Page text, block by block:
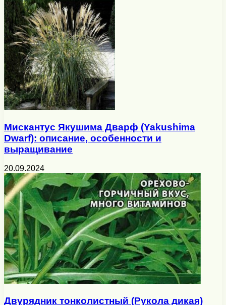
Мискантус Якушима Дварф (Yakushima
Dwarf): описание, особенности и
выращивание
20.09.2024
Двурядник тонколистный (Рукола дикая)